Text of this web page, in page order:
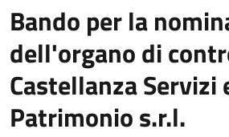
Bando per la
dell'organo di
Castellanza Servizi
Patrimonio s.r.l.